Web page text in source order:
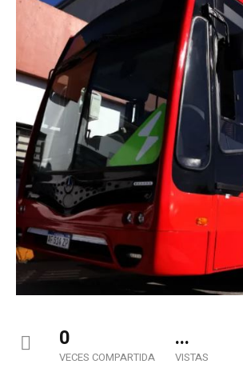
0
VECES COMPARTIDA
...
VISTAS